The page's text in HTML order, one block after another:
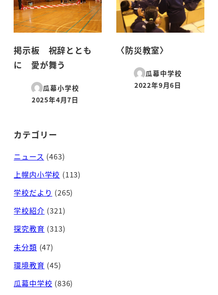
掲示板 祝辞ととも
に 愛が舞う
瓜幕小学校
投稿日
2025年4月7日
〈防災教室〉
瓜幕中学校
投稿日
2022年9月6日
カテゴリー
ニュース (463)
上幌内小学校 (113)
学校だより (265)
学校紹介 (321)
探究教育 (313)
未分類 (47)
環境教育 (45)
瓜幕中学校 (836)